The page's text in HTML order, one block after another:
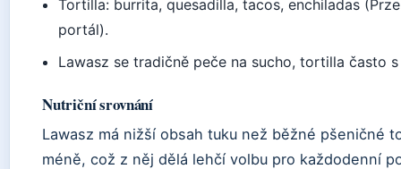
Tortilla: burrita, quesadilla, tacos, enchiladas
portál).
Lawasz se tradičně peče na sucho, tortilla často
Nutriční srovnání
Lawasz má nižší obsah tuku než běžné pšeničné
méně, což z něj dělá lehčí volbu pro každodenní